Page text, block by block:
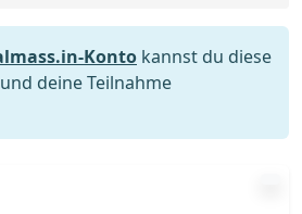
Konto kannst du diese
deine Teilnahme